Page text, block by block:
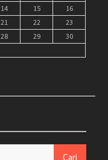
14 15
16
21 22
23
28 29
30